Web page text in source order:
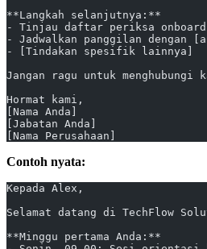
**Langkah selanjutnya:**
- Tinjau daftar periksa
- Jadwalkan panggilan dengan
- [Tindakan spesifik lainnya]
Jangan ragu untuk menghubungi
Hormat kami,
[Nama Anda]
[Jabatan Anda]
[Nama Perusahaan]
Contoh nyata:
Kepada Alex,
Selamat datang di TechFlow
**Minggu pertama Anda:**